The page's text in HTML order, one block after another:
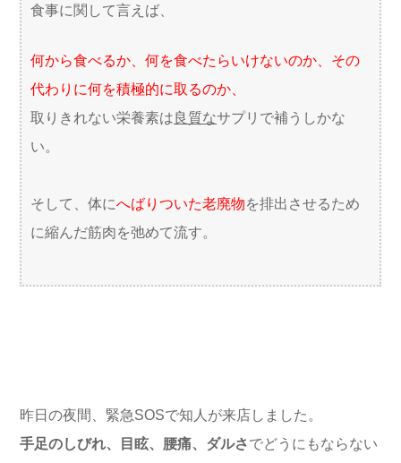
食事に関して言えば、
何から食べるか、何を食べたらいけないのか、その
代わりに何を積極的に取るのか、
取りきれない栄養素は良質なサプリで補うしかな
い。
そして、体にへばりついた老廃物を排出させるため
に縮んだ筋肉を弛めて流す。
昨日の夜間、緊急SOSで知人が来店しました。
手足のしびれ、目眩、腰痛、ダルさでどうにもならない